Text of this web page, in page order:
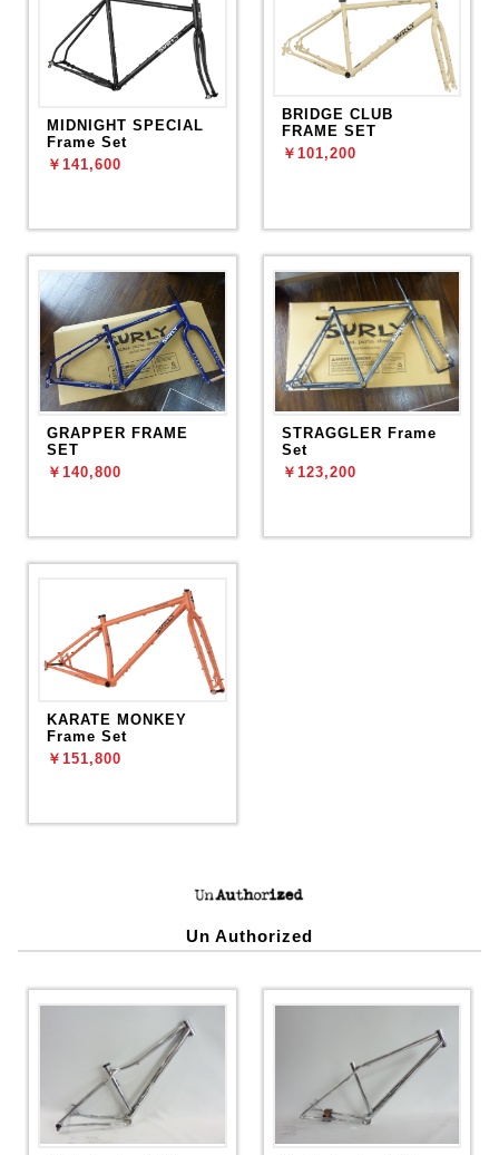
MIDNIGHT SPECIAL
Frame Set
￥141,600
BRIDGE CLUB
FRAME SET
￥101,200
GRAPPER FRAME
SET
￥140,800
STRAGGLER Frame
Set
￥123,200
KARATE MONKEY
Frame Set
￥151,800
Un Authorized